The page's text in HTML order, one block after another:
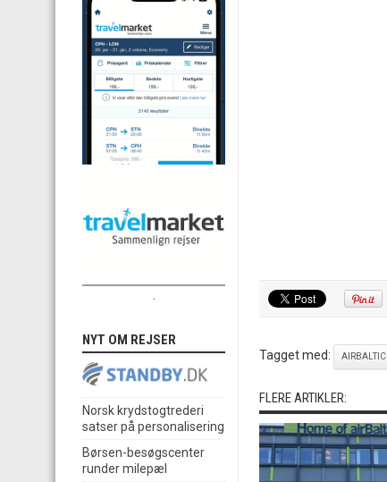
Tagget med: AIRBALTIC
FLERE ARTIKLER:
NYT OM REJSER
Norsk krydstogtrederi
satser på personalisering
Børsen-besøgscenter
runder milepæl